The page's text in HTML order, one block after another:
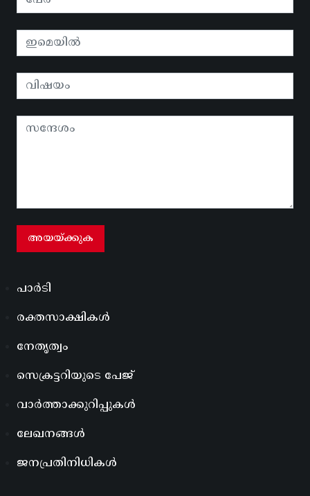
പാർടി
രക്തസാക്ഷികൾ
നേതൃത്വം
സെക്രട്ടറിയുടെ പേജ്
വാർത്താക്കുറിപ്പുകൾ
ലേഖനങ്ങൾ
ജനപ്രതിനിധികൾ